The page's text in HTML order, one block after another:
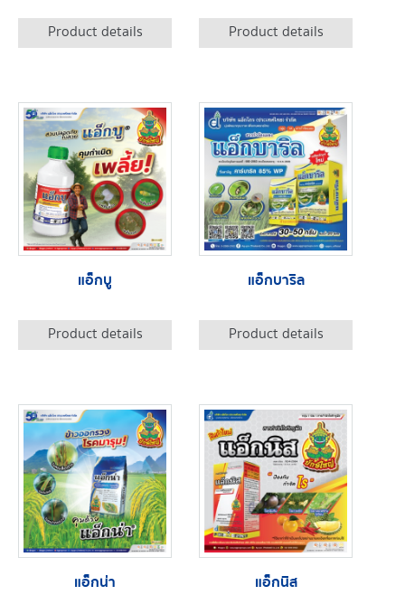
Product details Product details
แอ็กบู
Product details
แอ็กบาริล
Product details
แอ็กน่า แอ็กนิส